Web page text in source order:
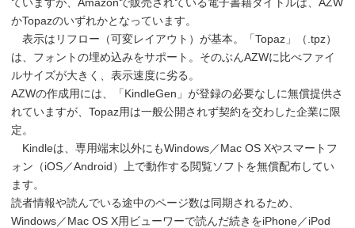
かTopazのいずれかとなっています。
表示はリフロー（可変レイアウト）が基本。「Topaz」（.tpz）
は、フォントの埋め込みをサポート。そのぶんAZWに比べファイ
ルサイズが大きく、表示速度に劣る。
AZWの作成用には、「KindleGen」が登録の必要なしに無償提供さ
れていますが、Topaz用は一般公開されず契約を交わした企業に限
定。
Kindleは、専用端末以外にもWindows／Mac OS Xやスマートフ
ォン（iOS／Android）上で動作する閲覧ソフトを無償配布してい
ます。
読者情報や読んでいる途中のページ数は同期されるため、
Windows／Mac OS X用ビューワーで読んだ続きをiPhone／iPod